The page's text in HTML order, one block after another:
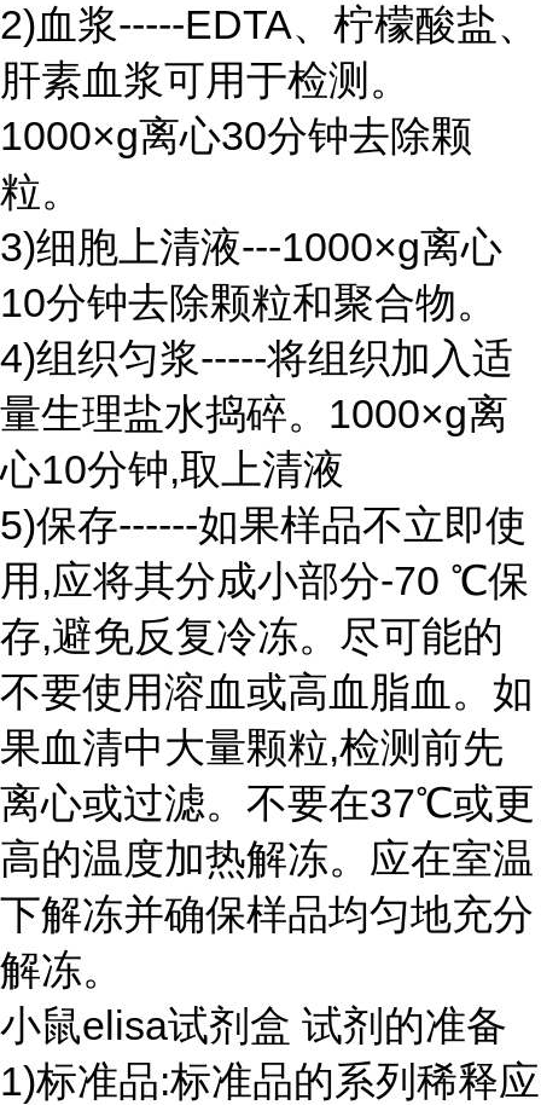
2)血浆-----EDTA、柠檬酸盐、
肝素血浆可用于检测。
1000×g离心30分钟去除颗
粒。
3)细胞上清液---1000×g离心
10分钟去除颗粒和聚合物。
4)组织匀浆-----将组织加入适
量生理盐水捣碎。1000×g离
心10分钟,取上清液
5)保存------如果样品不立即使
用,应将其分成小部分-70 ℃保
存,避免反复冷冻。尽可能的
不要使用溶血或高血脂血。如
果血清中大量颗粒,检测前先
离心或过滤。不要在37℃或更
高的温度加热解冻。应在室温
下解冻并确保样品均匀地充分
解冻。
小鼠elisa试剂盒 试剂的准备
1)标准品:标准品的系列稀释应